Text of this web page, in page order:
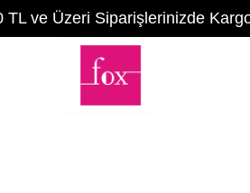
TL ve Üzeri Siparişlerinizde